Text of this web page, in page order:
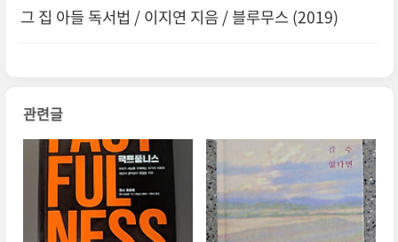
그 집 아들 독서법 / 이지연 지음 / 블루무스 (2019)
관련글